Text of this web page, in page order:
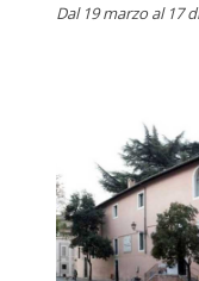
Dal 19 marzo al 17